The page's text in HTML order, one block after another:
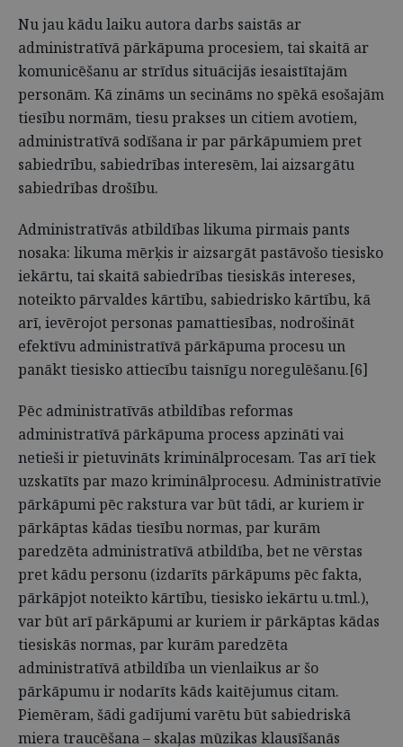
Nu jau kādu laiku autora darbs saistās ar
administratīvā pārkāpuma procesiem, tai skaitā ar
komunicēšanu ar strīdus situācijās iesaistītajām
personām. Kā zināms un secināms no spēkā esošajām
tiesību normām, tiesu prakses un citiem avotiem,
administratīvā sodīšana ir par pārkāpumiem pret
sabiedrību, sabiedrības interesēm, lai aizsargātu
sabiedrības drošību.
Administratīvās atbildības likuma pirmais pants
nosaka: likuma mērķis ir aizsargāt pastāvošo tiesisko
iekārtu, tai skaitā sabiedrības tiesiskās intereses,
noteikto pārvaldes kārtību, sabiedrisko kārtību, kā
arī, ievērojot personas pamattiesības, nodrošināt
efektīvu administratīvā pārkāpuma procesu un
panākt tiesisko attiecību taisnīgu noregulēšanu.[6]
Pēc administratīvās atbildības reformas
administratīvā pārkāpuma process apzināti vai
netieši ir pietuvināts kriminālprocesam. Tas arī tiek
uzskatīts par mazo kriminālprocesu. Administratīvie
pārkāpumi pēc rakstura var būt tādi, ar kuriem ir
pārkāptas kādas tiesību normas, par kurām
paredzēta administratīvā atbildība, bet ne vērstas
pret kādu personu (izdarīts pārkāpums pēc fakta,
pārkāpjot noteikto kārtību, tiesisko iekārtu u.tml.),
var būt arī pārkāpumi ar kuriem ir pārkāptas kādas
tiesiskās normas, par kurām paredzēta
administratīvā atbildība un vienlaikus ar šo
pārkāpumu ir nodarīts kāds kaitējumus citam.
Piemēram, šādi gadījumi varētu būt sabiedriskā
miera traucēšana – skaļas mūzikas klausīšanās